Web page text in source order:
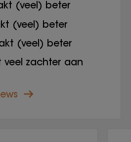
(veel) beter
(veel) beter
(veel) beter
veel zachter aan